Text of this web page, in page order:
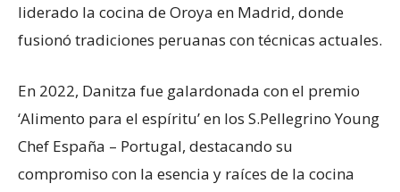
liderado la cocina de Oroya en Madrid, donde
fusionó tradiciones peruanas con técnicas actuales.
En 2022, Danitza fue galardonada con el premio
‘Alimento para el espíritu’ en los S.Pellegrino Young
Chef España – Portugal, destacando su
compromiso con la esencia y raíces de la cocina